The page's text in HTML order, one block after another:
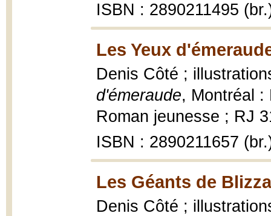
ISBN : 2890211495
Les Yeux
Denis Côté ;
d'émeraude, Montréal :
Roman jeunesse ; RJ
ISBN : 2890211657
Les Géants de
Denis Côté ;